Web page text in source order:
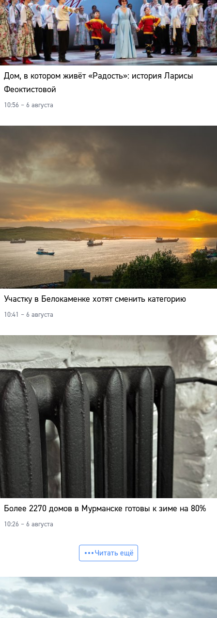
Дом, в котором живёт «Радость»: история Ларисы
Феоктистовой
10:56 – 6 августа
Участку в Белокаменке хотят сменить категорию
10:41 – 6 августа
Более 2270 домов в Мурманске готовы к зиме на 80%
10:26 – 6 августа
Читать ещё